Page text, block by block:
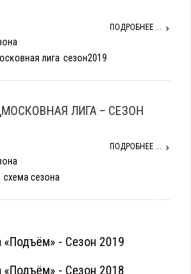
ПОДРОБНЕЕ ...
лига сезон2019
ЛИГА – СЕЗОН
ПОДРОБНЕЕ ...
схема сезона
«Подъём» - Сезон 2019
«Подъём» - Сезон 2018